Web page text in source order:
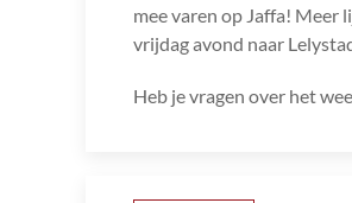
mee varen op Jaffa! Meer
vrijdag avond naar
Heb je vragen over het